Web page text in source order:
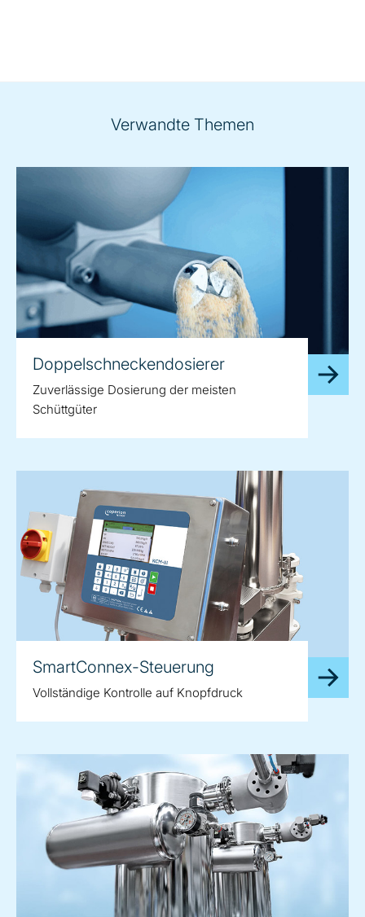
Verwandte Themen
Doppelschneckendosierer
Zuverlässige Dosierung der meisten
Schüttgüter
SmartConnex-Steuerung
Vollständige Kontrolle auf Knopfdruck